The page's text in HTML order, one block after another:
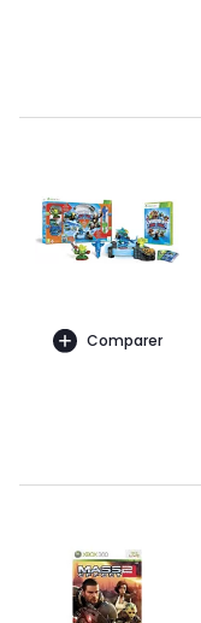
Comparer